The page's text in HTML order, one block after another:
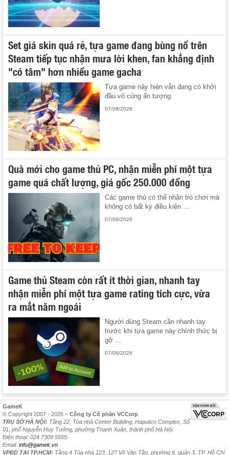
Set giá skin quá rẻ, tựa game đang bùng nổ trên
Steam tiếp tục nhận mưa lời khen, fan khẳng định
"có tâm" hơn nhiều game gacha
Tựa game này hiện vẫn đang có khởi
đầu vô cùng ấn tượng.
07/08/2026
Quà mới cho game thủ PC, nhận miễn phí một tựa
game quá chất lượng, giá gốc 250.000 đồng
Các game thủ có thể nhận trò chơi mà
không có bất kỳ điều kiện ...
07/08/2026
Game thủ Steam còn rất ít thời gian, nhanh tay
nhận miễn phí một tựa game rating tích cực, vừa
ra mắt năm ngoái
Người dùng Steam cần nhanh tay
trước khi tựa game này chính thức bị
gỡ ...
07/08/2026
GameK
© Copyright 2007 - 2026 – Công ty Cổ phần VCCorp
TRỤ SỞ HÀ NỘI: Tầng 22, Tòa nhà Center Building, Hapulico Complex, Số
01, phố Nguyễn Huy Tưởng, phường Thanh Xuân, thành phố Hà Nội.
Điện thoại: 024 7309 5555.
Email: info@gamek.vn
VPĐD TẠI TP.HCM: Tầng 4 Tòa nhà 123, 127 Võ Văn Tần, phường 6, quận 3, TP. Hồ Chí